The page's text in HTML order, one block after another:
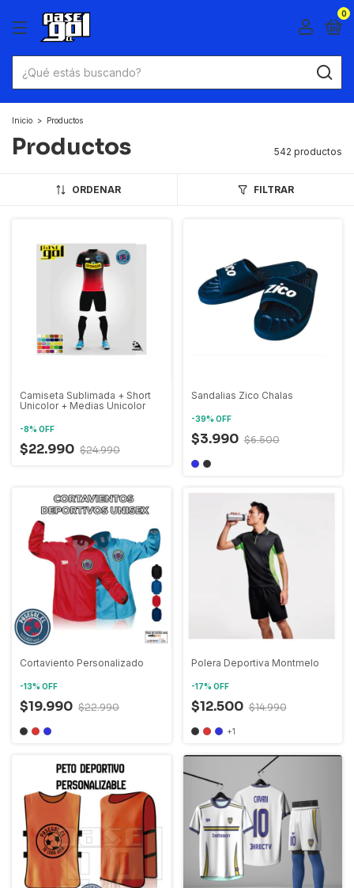
0
Inicio > Productos
Productos 542 productos
ORDENAR FILTRAR
Camiseta Sublimada + Short
Unicolor + Medias Unicolor
-8% OFF
$22.990 $24.990
Sandalias Zico Chalas
-39% OFF
$3.990 $6.500
Cortaviento Personalizado
-13% OFF
$19.990 $22.990
Polera Deportiva Montmelo
-17% OFF
$12.500 $14.990
+1